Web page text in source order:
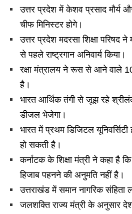
उत्तर प्रदेश में केशव प्रसाद मौर्य
चीफ मिनिस्टर होगे।
उत्तर प्रदेश मदरसा शिक्षा परिषद
से पहले राष्ट्रगान अनिवार्य किया।
रक्षा मंत्रालय ने रूस से आने वाले
है।
भारत आर्थिक तंगी से जूझ रहे
डीजल भेजेगा।
भारत में प्रथम डिजिटल
हो सकती है।
कर्नाटक के शिक्षा मंत्री ने कहा है कि
हिजाब पहनने की अनुमति नहीं है।
उत्तराखंड में समान नागरिक संहिता
जलशक्ति राज्य मंत्री के अनुसार